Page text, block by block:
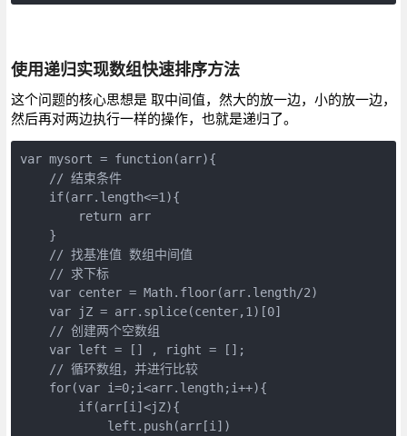
使用递归实现数组快速排序方法
这个问题的核心思想是 取中间值，然大的放一边，小的放一边，
然后再对两边执行一样的操作，也就是递归了。
var mysort = function(arr){
// 结束条件
if(arr.length<=1 ){
return arr
    }
// 找基准值 数组中间值
// 求下标
var center = Math.floor(arr.length/2)
var jZ = arr.splice(center, 1 )[0]
// 创建两个空数组
var left = [] , right = [];
// 循环数组，并进行比较
for(var i=0;i<arr.length;i++){
if(arr[i]<jZ){
left .push(arr[i])